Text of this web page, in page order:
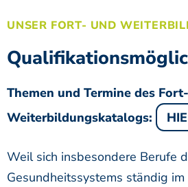
UNSER FORT- UND
Themen und Termine des
Weiterbildungskatalogs:
Weil sich insbesondere Berufe
Gesundheitssystems ständig